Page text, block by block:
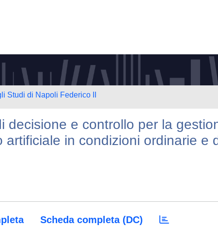
Studi di Napoli Federico II
decisione e controllo per la
artificiale in condizioni ordinarie e
Scheda completa (DC)